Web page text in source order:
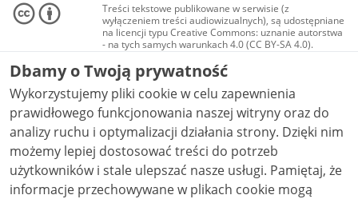
Treści tekstowe publikowane w serwisie (z
wyłączeniem treści audiowizualnych), są udostępniane
na licencji typu Creative Commons: uznanie autorstwa
- na tych samych warunkach 4.0 (CC BY-SA 4.0).
Materiały audiowizualne, w tym zdjęcia, materiały
audio i wideo, są udostępniane na licencji typu
Creative Commons: uznanie autorstwa użycie
niekomercyjne - bez utworów zależnych 4.0 (CC BY-
NC-ND 4.0), o ile nie jest to stwierdzone inaczej.
Dbamy o Twoją prywatność
Wykorzystujemy pliki cookie w celu zapewnienia
prawidłowego funkcjonowania naszej witryny oraz do
analizy ruchu i optymalizacji działania strony. Dzięki nim
możemy lepiej dostosować treści do potrzeb
użytkowników i stale ulepszać nasze usługi. Pamiętaj, że
informacje przechowywane w plikach cookie mogą